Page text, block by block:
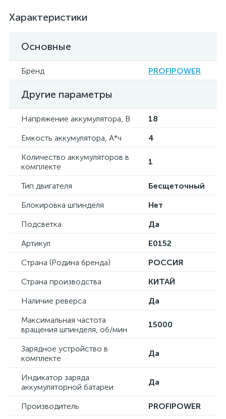
Характеристики
Основные
Бренд PROFIPOWER
Другие параметры
Напряжение аккумулятора, В
18
Емкость аккумулятора, А*ч
4
Количество аккумуляторов в
комплекте
1
Тип двигателя
Бесщеточный
Блокировка шпинделя
Нет
Подсветка
Да
Артикул
E0152
Страна (Родина бренда)
РОССИЯ
Страна производства
КИТАЙ
Наличие реверса
Да
Максимальная частота
вращения шпинделя, об/мин
15000
Зарядное устройство в
комплекте
Да
Индикатор заряда
аккумуляторной батареи
Да
Производитель PROFIPOWER